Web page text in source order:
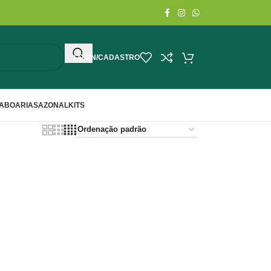
LOGIN/CADASTRO
SAZONALKITS